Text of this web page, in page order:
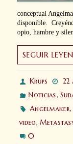
conceptual
disponible.
opio, hambre y
SEGUIR
Krups
22
Noticias,
Angelmaker,
video,
0